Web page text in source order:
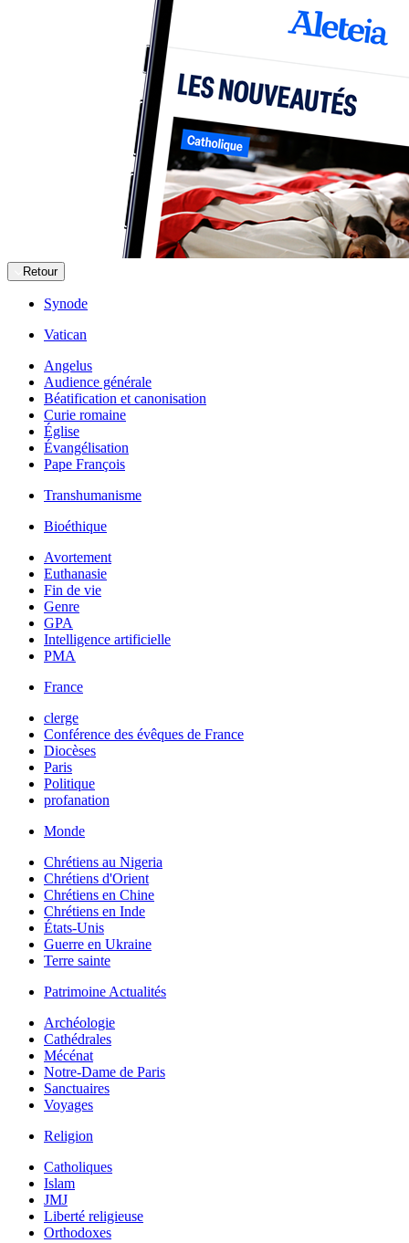
Retour
Synode
Vatican
Angelus
Audience générale
Béatification et canonisation
Curie romaine
Église
Évangélisation
Pape François
Transhumanisme
Bioéthique
Avortement
Euthanasie
Fin de vie
Genre
GPA
Intelligence artificielle
PMA
France
clerge
Conférence des évêques de France
Diocèses
Paris
Politique
profanation
Monde
Chrétiens au Nigeria
Chrétiens d'Orient
Chrétiens en Chine
Chrétiens en Inde
États-Unis
Guerre en Ukraine
Terre sainte
Patrimoine Actualités
Archéologie
Cathédrales
Mécénat
Notre-Dame de Paris
Sanctuaires
Voyages
Religion
Catholiques
Islam
JMJ
Liberté religieuse
Orthodoxes